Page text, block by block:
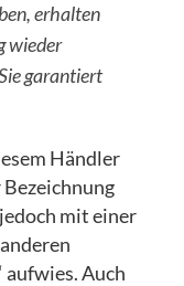
erhalten
wieder
garantiert
Händler
mit einer
Auch